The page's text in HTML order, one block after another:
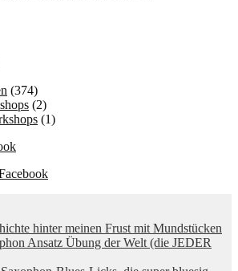
(374)
(2)
(1)
hinter meinen Frust mit Mundstücken
Ansatz Übung der Welt (die JEDER